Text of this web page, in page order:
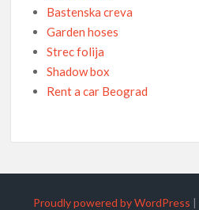
Bastenska creva
Garden hoses
Strec folija
Shadow box
Rent a car Beograd
Proudly powered by WordPress |